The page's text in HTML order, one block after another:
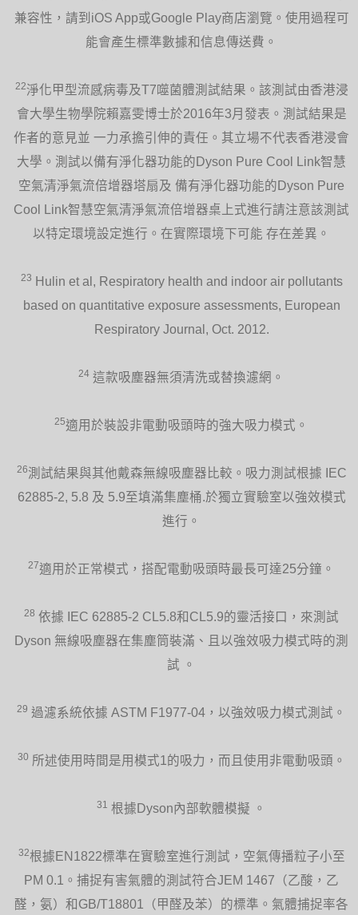
兼容性，請到iOS App或Google Play商店瀏覽。使用過程可
能會產生標準數據和信息傳送費。
22淨化甲型流感病毒及T7噬菌體測試結果。該測試由香港浸
會大學生物學院賴嘉雯博士於2016年3月發表。測試結果是
作者的意見並 一力承擔引伸的責任。其立場不代表香港浸會
大學。測試以備有淨化器功能的Dyson Pure Cool Link智慧
空氣清淨氣流倍增器塔扇及 備有淨化器功能的Dyson Pure
Cool Link智慧空氣清淨氣流倍增器桌上式進行請注意該測試
以特定環境設定進行。在實際環境下可能 存在差異。
23
Hulin et al, Respiratory health and indoor air pollutants
based on quantitative exposure assessments, European
Respiratory Journal, Oct. 2012.
24 這款吸塵器無須清洗或替換濾網。
25適用於裝設非電動吸頭時的強大吸力模式。
26測試結果與其他戴森無線吸塵器比較。吸力測試根據 IEC
62885-2, 5.8 及 5.9至填滿集塵桶.於獨立實驗室以強效模式
進行。
27適用於正常模式，搭配電動吸頭時最長可達25分鐘。
28 依據 IEC 62885-2 CL5.8和CL5.9的靈活接口，來測試
Dyson 無線吸塵器在集塵筒裝滿、且以強效吸力模式時的測
試 。
29 過濾系統依據 ASTM F1977-04，以強效吸力模式測試。
30 所述使用時間是用模式1的吸力，而且使用非電動吸頭。
31 根據Dyson內部軟體模擬 。
32根據EN1822標準在實驗室進行測試，空氣傳播粒子小至
PM 0.1。捕捉有害氣體的測試符合JEM 1467（乙酸，乙
醛，氨）和GB/T18801（甲醛及苯）的標準。氣體捕捉率各